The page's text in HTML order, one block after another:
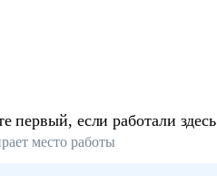
первый, если работали здесь
место работы